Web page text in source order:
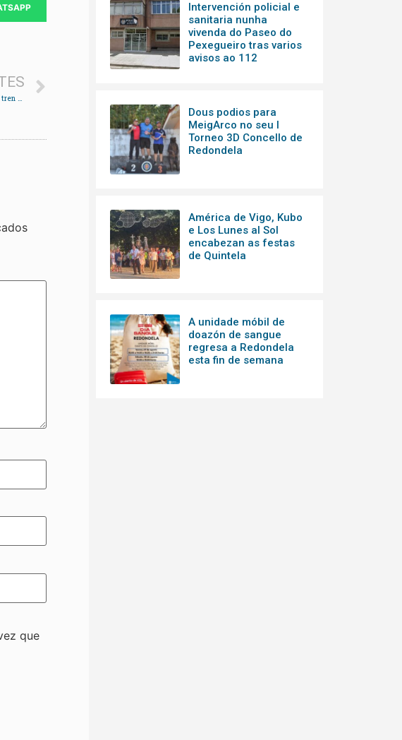
Os veciños de Chapela agarda que a nova estación de tren “sexa unha realidade” a curto prazo
que
Intervención policial e
sanitaria nunha
vivenda do Paseo do
Pexegueiro tras varios
avisos ao 112
Dous podios para
MeigArco no seu I
Torneo 3D Concello de
Redondela
América de Vigo, Kubo
e Los Lunes al Sol
encabezan as festas
de Quintela
A unidade móbil de
doazón de sangue
regresa a Redondela
esta fin de semana